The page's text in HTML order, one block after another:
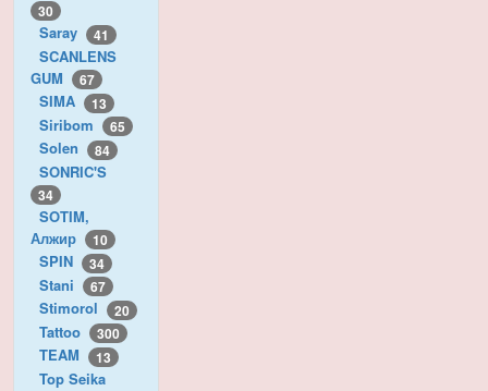
30
Saray 41
SCANLENS
GUM
67
SIMA 13
Siribom 65
Solen 84
SONRIC'S
34
SOTIM,
Алжир
10
SPIN 34
Stani 67
Stimorol 20
Tattoo 300
TEAM 13
Top Seika